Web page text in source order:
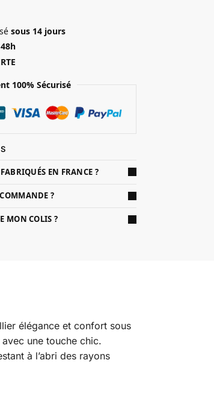
sous 14 jours
100% Sécurisé
EN FRANCE ?
?
MON COLIS ?
élégance et confort sous
une touche chic.
à l’abri des rayons